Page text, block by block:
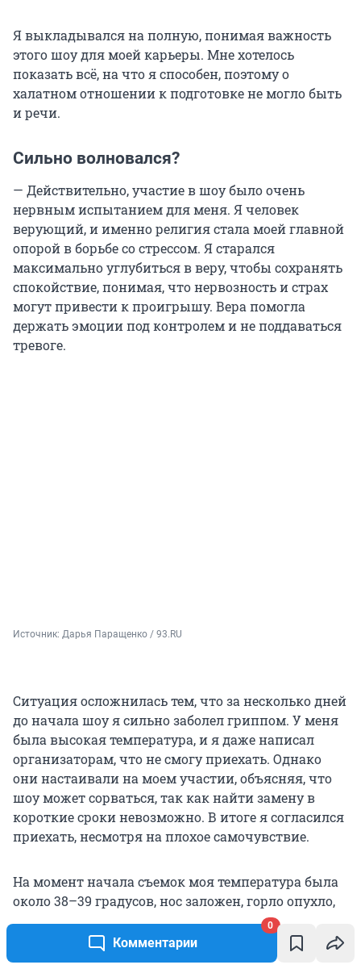
Комментарии
0
Я выкладывался на полную, понимая важность
этого шоу для моей карьеры. Мне хотелось
показать всё, на что я способен, поэтому о
халатном отношении к подготовке не могло быть
и речи.
Сильно волновался?
— Действительно, участие в шоу было очень
нервным испытанием для меня. Я человек
верующий, и именно религия стала моей главной
опорой в борьбе со стрессом. Я старался
максимально углубиться в веру, чтобы сохранять
спокойствие, понимая, что нервозность и страх
могут привести к проигрышу. Вера помогла
держать эмоции под контролем и не поддаваться
тревоге.
Источник: Дарья Паращенко / 93.RU
Ситуация осложнилась тем, что за несколько дней
до начала шоу я сильно заболел гриппом. У меня
была высокая температура, и я даже написал
организаторам, что не смогу приехать. Однако
они настаивали на моем участии, объясняя, что
шоу может сорваться, так как найти замену в
короткие сроки невозможно. В итоге я согласился
приехать, несмотря на плохое самочувствие.
На момент начала съемок моя температура была
около 38–39 градусов, нос заложен, горло опухло,
болели гланды, и язык горел. Казалось, что все
обстоятельства были против моего успеха. Тем не
менее, несмотря на все эти трудности, судьба